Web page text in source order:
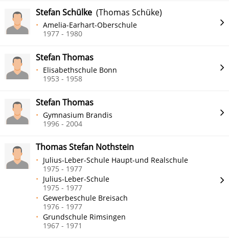
Stefan Schülke (Thomas Schüke)
Amelia-Earhart-Oberschule
1977 - 1980
Stefan Thomas
Elisabethschule Bonn
1953 - 1958
Stefan Thomas
Gymnasium Brandis
1996 - 2004
Thomas Stefan Nothstein
Julius-Leber-Schule Haupt-und Realschule
1975 - 1977
Julius-Leber-Schule
1975 - 1977
Gewerbeschule Breisach
1976 - 1977
Grundschule Rimsingen
1967 - 1971